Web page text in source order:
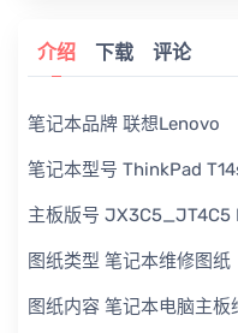
介绍 下载 评论
笔记本品牌 联想Lenovo
笔记本型号 ThinkPad
主板版号 JX3C5_JT4C5
图纸类型 笔记本维修图纸
图纸内容 笔记本电脑主板